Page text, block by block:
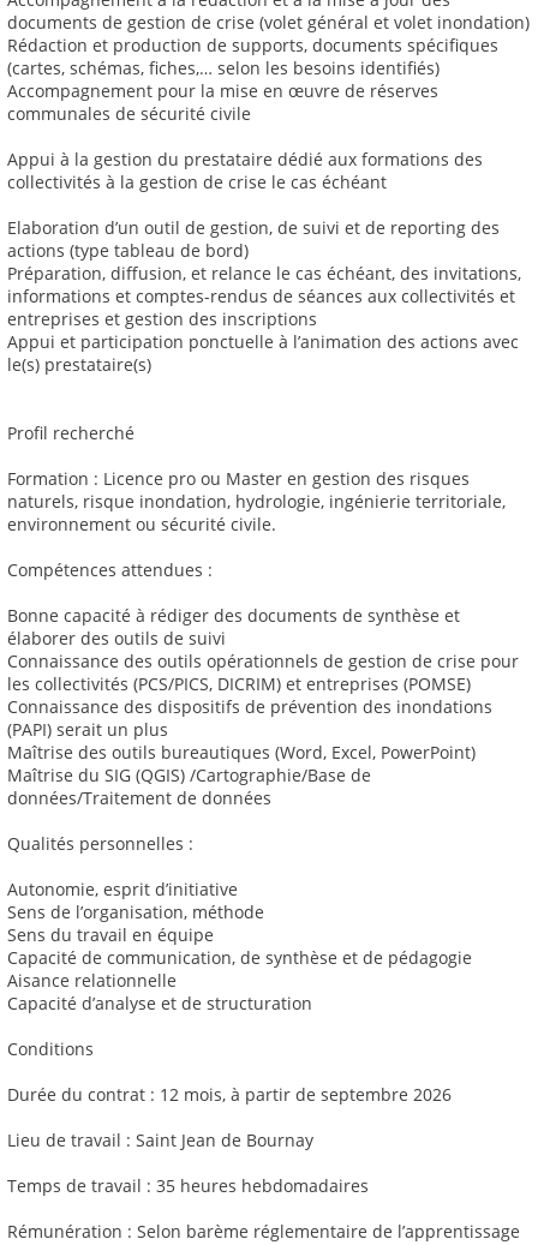
documents de gestion de crise (volet général et volet inondation)
Rédaction et production de supports, documents spécifiques
(cartes, schémas, fiches,… selon les besoins identifiés)
Accompagnement pour la mise en œuvre de réserves
communales de sécurité civile
Appui à la gestion du prestataire dédié aux formations des
collectivités à la gestion de crise le cas échéant
Elaboration d’un outil de gestion, de suivi et de reporting des
actions (type tableau de bord)
Préparation, diffusion, et relance le cas échéant, des invitations,
informations et comptes-rendus de séances aux collectivités et
entreprises et gestion des inscriptions
Appui et participation ponctuelle à l’animation des actions avec
le(s) prestataire(s)
Profil recherché
Formation : Licence pro ou Master en gestion des risques
naturels, risque inondation, hydrologie, ingénierie territoriale,
environnement ou sécurité civile.
Compétences attendues :
Bonne capacité à rédiger des documents de synthèse et
élaborer des outils de suivi
Connaissance des outils opérationnels de gestion de crise pour
les collectivités (PCS/PICS, DICRIM) et entreprises (POMSE)
Connaissance des dispositifs de prévention des inondations
(PAPI) serait un plus
Maîtrise des outils bureautiques (Word, Excel, PowerPoint)
Maîtrise du SIG (QGIS) /Cartographie/Base de
données/Traitement de données
Qualités personnelles :
Autonomie, esprit d’initiative
Sens de l’organisation, méthode
Sens du travail en équipe
Capacité de communication, de synthèse et de pédagogie
Aisance relationnelle
Capacité d’analyse et de structuration
Conditions
Durée du contrat : 12 mois, à partir de septembre 2026
Lieu de travail : Saint Jean de Bournay
Temps de travail : 35 heures hebdomadaires
Rémunération : Selon barème réglementaire de l’apprentissage